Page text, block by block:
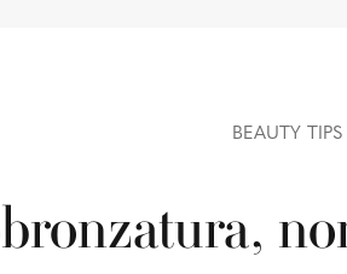
BEAUTY TIPS